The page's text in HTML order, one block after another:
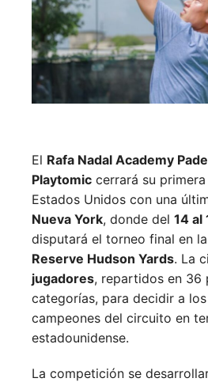
El Rafa Nadal Academy
Playtomic cerrará su
Estados Unidos con una
Nueva York, donde del 14 al
disputará el torneo final en
Reserve Hudson Yards. La
jugadores, repartidos en 36
categorías, para decidir a
campeones del circuito en
estadounidense.
La competición se